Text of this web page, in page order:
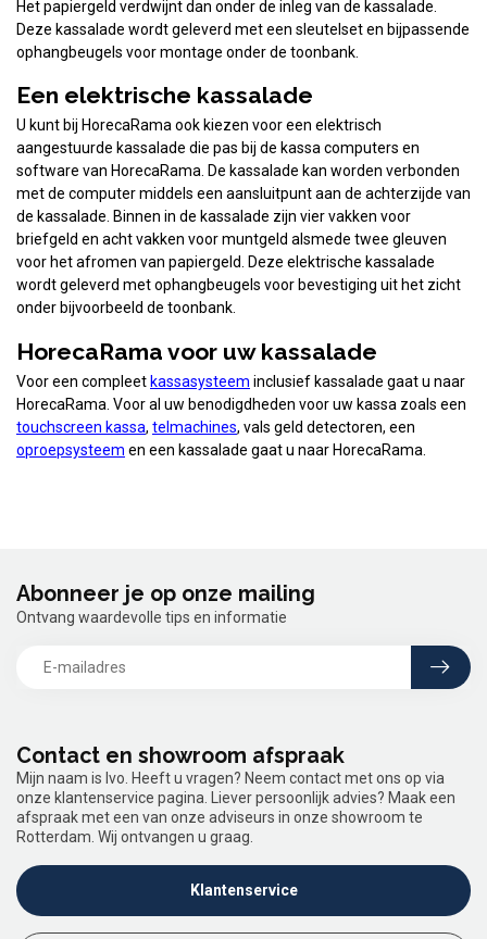
Het papiergeld verdwijnt dan onder de inleg van de kassalade.
Deze kassalade wordt geleverd met een sleutelset en bijpassende
ophangbeugels voor montage onder de toonbank.
Een elektrische kassalade
U kunt bij HorecaRama ook kiezen voor een elektrisch
aangestuurde kassalade die pas bij de kassa computers en
software van HorecaRama. De kassalade kan worden verbonden
met de computer middels een aansluitpunt aan de achterzijde van
de kassalade. Binnen in de kassalade zijn vier vakken voor
briefgeld en acht vakken voor muntgeld alsmede twee gleuven
voor het afromen van papiergeld. Deze elektrische kassalade
wordt geleverd met ophangbeugels voor bevestiging uit het zicht
onder bijvoorbeeld de toonbank.
HorecaRama voor uw kassalade
Voor een compleet kassasysteem inclusief kassalade gaat u naar
HorecaRama. Voor al uw benodigdheden voor uw kassa zoals een
touchscreen kassa, telmachines, vals geld detectoren, een
oproepsysteem en een kassalade gaat u naar HorecaRama.
Contact en showroom afspraak
Mijn naam is Ivo. Heeft u vragen? Neem contact met ons op via
onze klantenservice pagina. Liever persoonlijk advies? Maak een
afspraak met een van onze adviseurs in onze showroom te
Rotterdam. Wij ontvangen u graag.
Klantenservice
Abonneer je op onze mailing
Ontvang waardevolle tips en informatie